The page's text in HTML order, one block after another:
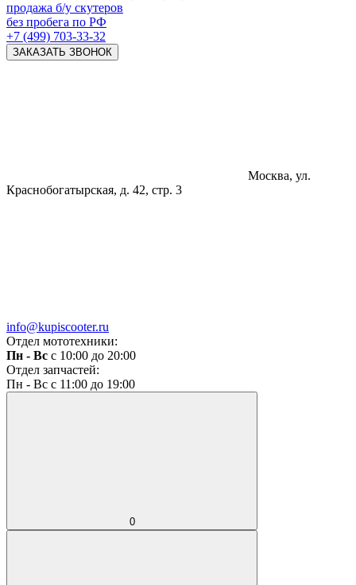
продажа б/у скутеров
без пробега по РФ
+7 (499) 703-33-32
ЗАКАЗАТЬ ЗВОНОК
Москва, ул.
Краснобогатырская, д. 42, стр. 3
info@kupiscooter.ru
Отдел мототехники:
Пн - Вс с 10:00 до 20:00
Отдел запчастей:
Пн - Вс с 11:00 до 19:00
0